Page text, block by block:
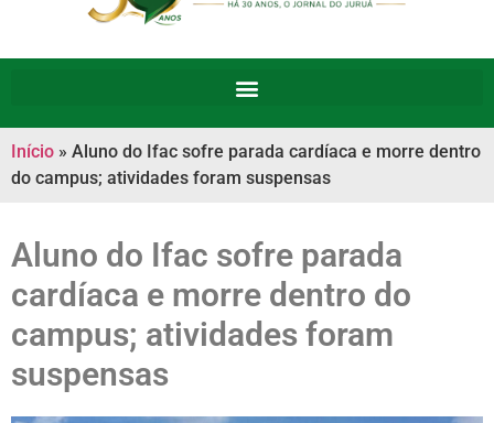
Início » Aluno do Ifac sofre parada cardíaca e morre dentro
do campus; atividades foram suspensas
Aluno do Ifac sofre parada
cardíaca e morre dentro do
campus; atividades foram
suspensas